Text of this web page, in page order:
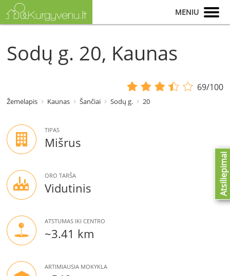
MENIU
Sodų g. 20, Kaunas
69/100
Žemėlapis Kaunas Šančiai Sodų g. 20
TIPAS
Mišrus
ORO TARŠA
Vidutinis
ATSTUMAS IKI CENTRO
~3.41 km
ARTIMIAUSIA MOKYKLA
Atsiliepimai